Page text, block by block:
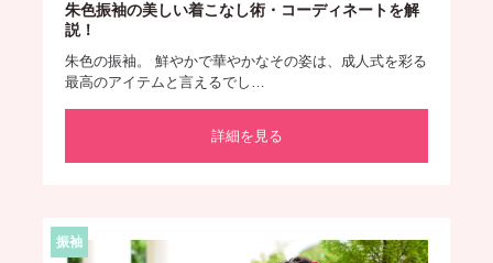
朱色振袖の美しい着こなし術・コーディネートを解
説！
朱色の振袖。 鮮やかで華やかなその姿は、成人式を彩る
最高のアイテムと言えるでし…
詳細を見る
振袖